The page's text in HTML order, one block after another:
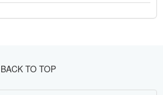
BACK TO TOP